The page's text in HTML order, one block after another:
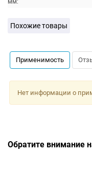
мм:
Похожие товары
Применимость
Нет информации о
Обратите внимание